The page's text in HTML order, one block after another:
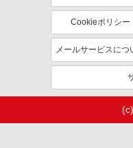
Cookieポリシー
メールサービスにつ